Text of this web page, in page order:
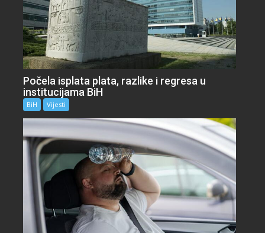
Počela isplata plata, razlike i regresa u
institucijama BiH
BiH Vijesti